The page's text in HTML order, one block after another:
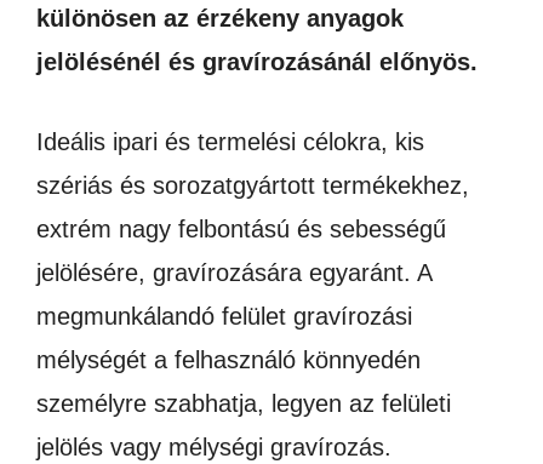
különösen az érzékeny anyagok
jelölésénél és gravírozásánál előnyös.
Ideális ipari és termelési célokra, kis
szériás és sorozatgyártott termékekhez,
extrém nagy felbontású és sebességű
jelölésére, gravírozására egyaránt. A
megmunkálandó felület gravírozási
mélységét a felhasználó könnyedén
személyre szabhatja, legyen az felületi
jelölés vagy mélységi gravírozás.